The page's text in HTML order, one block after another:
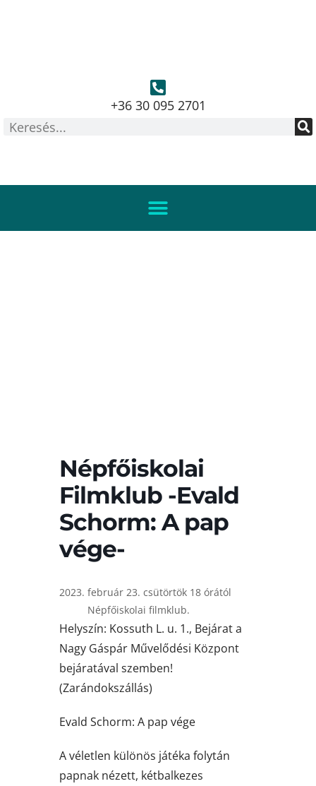
+36 30 095 2701
Népfőiskolai
Filmklub -Evald
Schorm: A pap
vége-
február 23. csütörtök 18 órától
Népfőiskolai filmklub.
Helyszín: Kossuth L. u. 1., Bejárat a
Nagy Gáspár Művelődési Központ
bejáratával szemben!
(Zarándokszállás)
Evald Schorm: A pap vége
A véletlen különös játéka folytán
papnak nézett, kétbalkezes